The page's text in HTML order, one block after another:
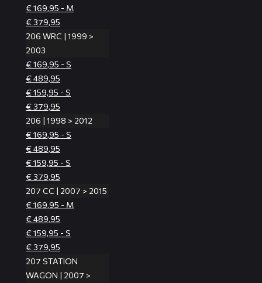
€ 169,95 - M
€ 379,95
206 WRC | 1999 >
2003
€ 169,95 - S
€ 489,95
€ 159,95 - S
€ 379,95
206 | 1998 > 2012
€ 169,95 - S
€ 489,95
€ 159,95 - S
€ 379,95
207 CC | 2007 > 2015
€ 169,95 - M
€ 489,95
€ 159,95 - S
€ 379,95
207 STATION
WAGON | 2007 >